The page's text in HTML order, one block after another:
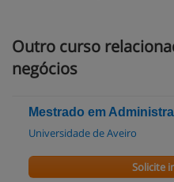
Outro curso
negócios
Mestrado em
Universidade de Aveiro
Solicite